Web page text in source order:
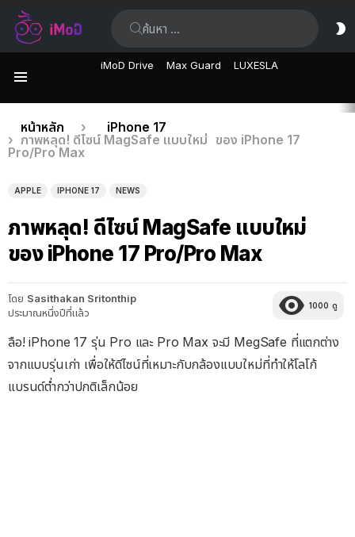
iMoD Drive Max Guard LUXESLA
เรื่อง
ล่าสุด
คุณอยู่ที่นี่:
หน้าหลัก
iPhone 17
ภาพหลุด! ดีไซน์ MagSafe แบบใหม่ ของ iPhone 17
Pro/Pro Max
APPLE IPHONE 17 NEWS
ภาพหลุด! ดีไซน์ MagSafe แบบใหม่
ของ iPhone 17 Pro/Pro Max
โดย Sasithakan Sritonthip
ประมาณหนึ่งปีที่แล้ว
1000 ดู
ลือ! iPhone 17 รุ่น Pro และ Pro Max จะมี MegSafe ที่แตกต่าง
จากแบบรุ่นเก่า เพื่อให้ดีไซน์ที่เหมาะกับกล้องแบบใหม่ที่ทำให้โลโก้
แบรนด์ต่ำกว่าปกติเล็กน้อย